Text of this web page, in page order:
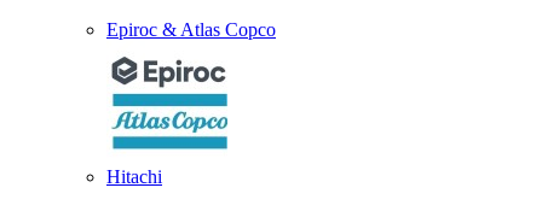
Epiroc & Atlas Copco
Hitachi